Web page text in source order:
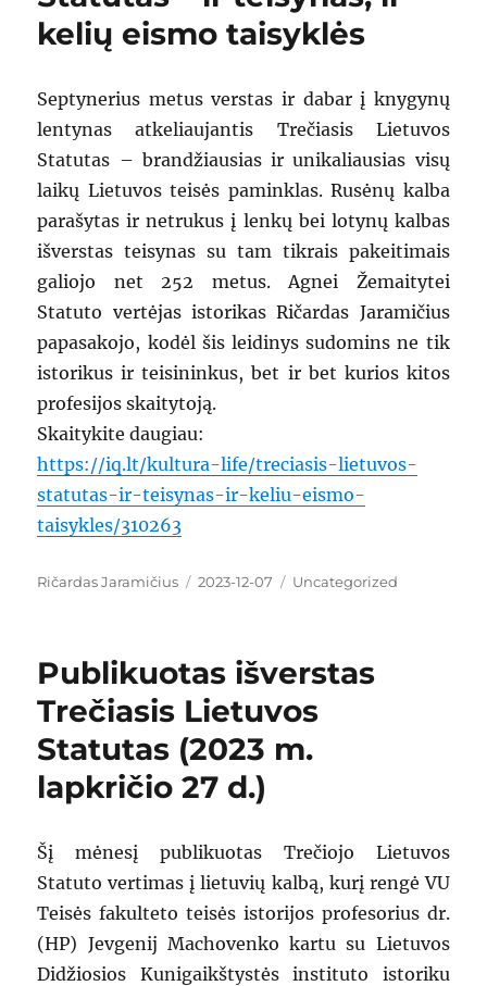
kelių eismo taisyklės
Septynerius metus verstas ir dabar į knygynų
lentynas atkeliaujantis Trečiasis Lietuvos
Statutas – brandžiausias ir unikaliausias visų
laikų Lietuvos teisės paminklas. Rusėnų kalba
parašytas ir netrukus į lenkų bei lotynų kalbas
išverstas teisynas su tam tikrais pakeitimais
galiojo net 252 metus. Agnei Žemaitytei
Statuto vertėjas istorikas Ričardas Jaramičius
papasakojo, kodėl šis leidinys sudomins ne tik
istorikus ir teisininkus, bet ir bet kurios kitos
profesijos skaitytoją.
Skaitykite daugiau:
https://iq.lt/kultura-life/treciasis-lietuvos-
statutas-ir-teisynas-ir-keliu-eismo-
taisykles/310263
Author
Ričardas Jaramičius
Posted
2023-12-07 Categories
Uncategorized
Publikuotas išverstas
Trečiasis Lietuvos
Statutas (2023 m.
lapkričio 27 d.)
Šį mėnesį publikuotas Trečiojo Lietuvos
Statuto vertimas į lietuvių kalbą, kurį rengė VU
Teisės fakulteto teisės istorijos profesorius dr.
(HP) Jevgenij Machovenko kartu su Lietuvos
Didžiosios Kunigaikštystės instituto istoriku